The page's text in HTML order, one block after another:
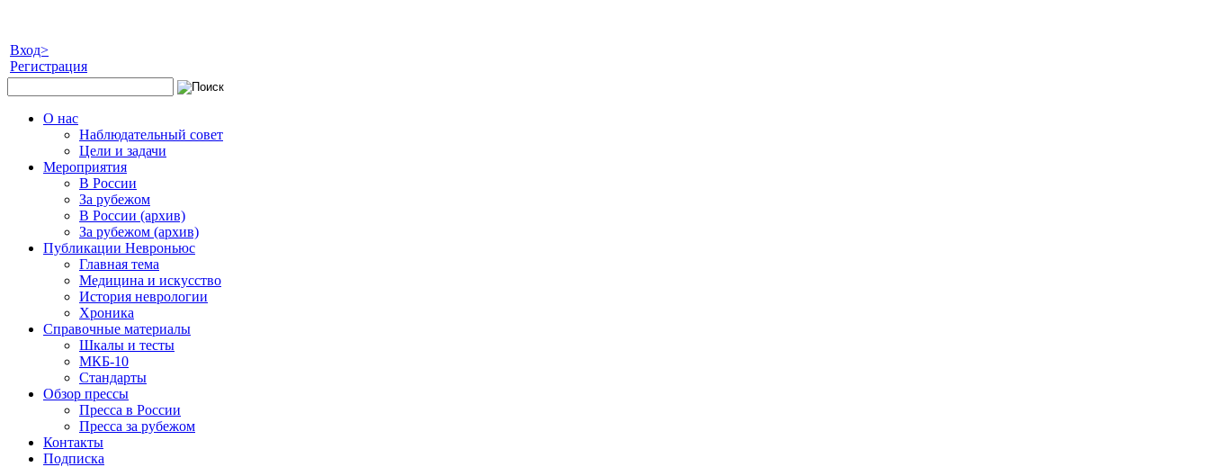
Вход>
Регистрация
О нас
Наблюдательный совет
Цели и задачи
Мероприятия
В России
За рубежом
В России (архив)
За рубежом (архив)
Публикации Невроньюс
Главная тема
Медицина и искусство
История неврологии
Хроника
Справочные материалы
Шкалы и тесты
МКБ-10
Стандарты
Обзор прессы
Пресса в России
Пресса за рубежом
Контакты
Подписка